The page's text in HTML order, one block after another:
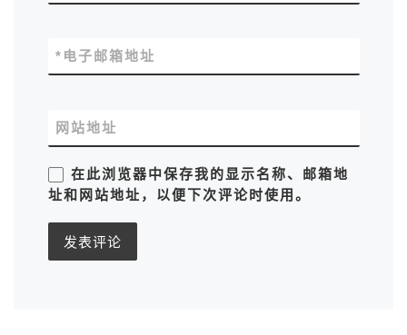
电子邮箱地址
*
网站地址
在此浏览器中保存我的显示名称、邮箱地
址和网站地址，以便下次评论时使用。